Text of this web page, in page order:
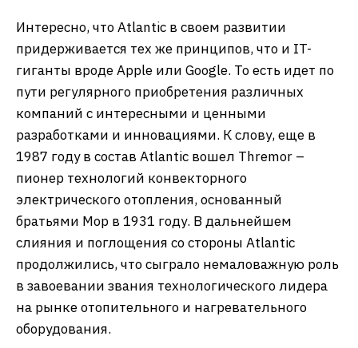
Интересно, что Atlantic в своем развитии
придерживается тех же принципов, что и IT-
гиганты вроде Apple или Google. То есть идет по
пути регулярного приобретения различных
компаний с интересными и ценными
разработками и инновациями. К слову, еще в
1987 году в состав Atlantic вошел Thremor –
пионер технологий конвекторного
электрического отопления, основанный
братьями Мор в 1931 году. В дальнейшем
слияния и поглощения со стороны Atlantic
продолжились, что сыграло немаловажную роль
в завоевании звания технологического лидера
на рынке отопительного и нагревательного
оборудования.